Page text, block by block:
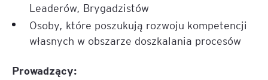
Leaderów, Brygadzistów
Osoby, które poszukują rozwoju kompetencji
własnych w obszarze doszkalania procesów
Prowadzący: